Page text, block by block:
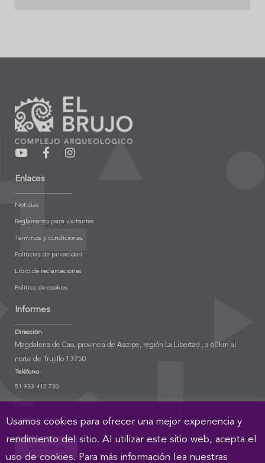
Enlaces
Noticias
Reglamento para visitantes
Términos y condiciones
Políticias de privacidad
Libro de reclamaciones
Política de cookies
Informes
Dirección
Magdalena de Cao, provincia de Ascope, región La Libertad., a 60km al
norte de Trujillo 13750
Teléfono
51 933 412 730
info@elbrujo.pe
Usamos cookies para ofrecer una mejor experiencia y
rendimiento del sitio. Al utilizar este sitio web, acepta el
uso de cookies. Para más información lea nuestras